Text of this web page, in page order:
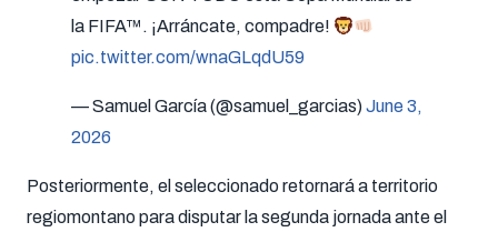
la FIFA™. ¡Arráncate, compadre!
pic.twitter.com/wnaGLqdU59
— Samuel García (@samuel_garcias)June 3,
2026
Posteriormente, el seleccionado retornará a territorio
regiomontano para disputar la segunda jornada ante el